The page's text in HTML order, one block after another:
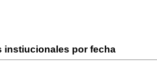
instiucionales por fecha